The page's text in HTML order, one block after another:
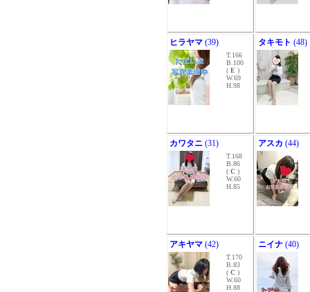
ヒラヤマ (39)
T.166
B.100
( E )
W.69
H.98
タキモト (48)
カワタニ (31)
T.168
B.86
( C )
W.60
H.85
アスカ (44)
アキヤマ (42)
T.170
B.83
( C )
W.60
H.88
ニイナ (40)